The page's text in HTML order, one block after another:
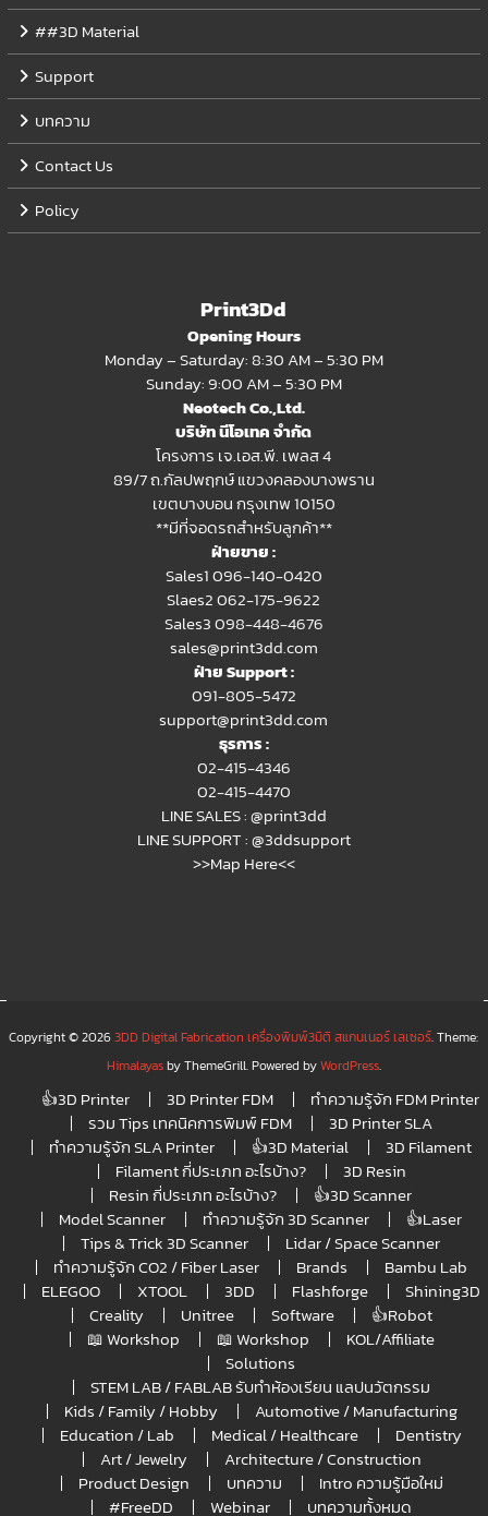
##3D Material
Support
บทความ
Contact Us
Policy
Print3Dd
Opening Hours
Monday – Saturday: 8:30 AM – 5:30 PM
Sunday: 9:00 AM – 5:30 PM
Neotech Co.,Ltd.
บริษัท นีโอเทค จำกัด
โครงการ เจ.เอส.พี. เพลส 4
89/7 ถ.กัลปพฤกษ์ แขวงคลองบางพราน
เขตบางบอน กรุงเทพ 10150
**มีที่จอดรถสำหรับลูกค้า**
ฝ่ายขาย :
Sales1 096-140-0420
Slaes2062-175-9622
Sales3 098-448-4676
sales@print3dd.com
ฝ่าย Support :
091-805-5472
support@print3dd.com
ธุรการ :
02-415-4346
02-415-4470
LINE SALES :@print3dd
LINE SUPPORT :@3ddsupport
>>Map Here<<
Copyright © 20263DD Digital Fabrication เครื่องพิมพ์3มิติ สแกนเนอร์ เลเซอร์. Theme:
Himalayasby ThemeGrill. Powered byWordPress.
👍3D Printer 3D Printer FDM
ทำความรู้จัก FDM Printer
รวม Tips เทคนิคการพิมพ์ FDM
3D Printer SLA
ทำความรู้จัก SLA Printer
👍3D Material
3D Filament
Filament กี่ประเภท อะไรบ้าง?
3D Resin
Resin กี่ประเภท อะไรบ้าง?
👍3D Scanner
Model Scanner
ทำความรู้จัก 3D Scanner
👍Laser
Tips & Trick 3D Scanner
Lidar / Space Scanner
ทำความรู้จัก CO2 / Fiber Laser
Brands
Bambu Lab
ELEGOO
XTOOL 3DD Flashforge
Shining3D
Creality
Unitree Software
👍Robot
📖 Workshop
📖 Workshop
KOL/Affiliate
Solutions
STEM LAB / FABLAB รับทำห้องเรียน แลปนวัตกรรม
Kids / Family / Hobby
Automotive / Manufacturing
Education / Lab
Medical / Healthcare
Dentistry
Art / Jewelry
Architecture / Construction
Product Design
บทความ
Intro ความรู้มือใหม่
#FreeDD
Webinar บทความทั้งหมด